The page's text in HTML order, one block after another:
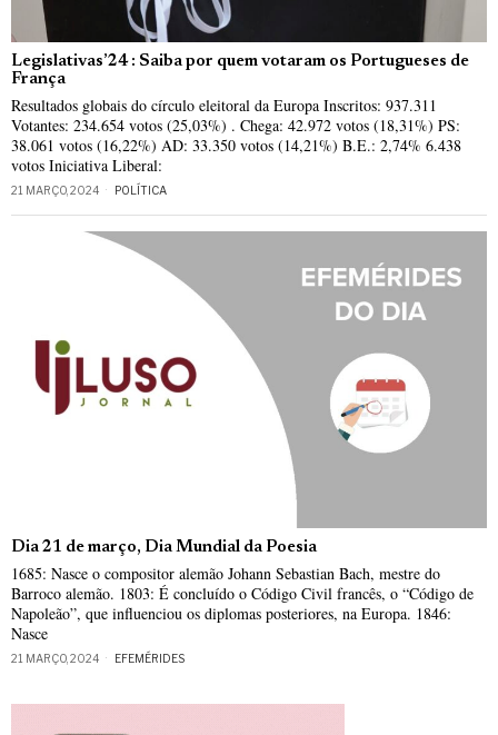
Legislativas’24 : Saiba por quem votaram os Portugueses de
França
Resultados globais do círculo eleitoral da Europa Inscritos: 937.311
Votantes: 234.654 votos (25,03%) . Chega: 42.972 votos (18,31%) PS:
38.061 votos (16,22%) AD: 33.350 votos (14,21%) B.E.: 2,74% 6.438
votos Iniciativa Liberal:
21 MARÇO, 2024 POLÍTICA
Dia 21 de março, Dia Mundial da Poesia
1685: Nasce o compositor alemão Johann Sebastian Bach, mestre do
Barroco alemão. 1803: É concluído o Código Civil francês, o “Código de
Napoleão”, que influenciou os diplomas posteriores, na Europa. 1846:
Nasce
21 MARÇO, 2024 EFEMÉRIDES